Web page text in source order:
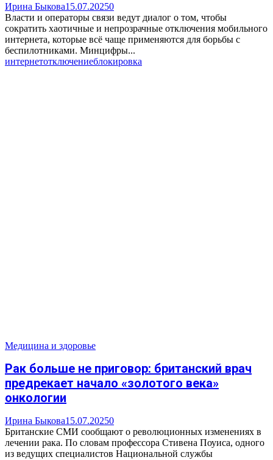
Ирина Быкова15.07.20250
Власти и операторы связи ведут диалог о том, чтобы
сократить хаотичные и непрозрачные отключения мобильного
интернета, которые всё чаще применяются для борьбы с
беспилотниками. Минцифры...
интернетотключениеблокировка
Медицина и здоровье
Рак больше не приговор: британский врач
предрекает начало «золотого века»
онкологии
Ирина Быкова15.07.20250
Британские СМИ сообщают о революционных изменениях в
лечении рака. По словам профессора Стивена Поуиса, одного
из ведущих специалистов Национальной службы